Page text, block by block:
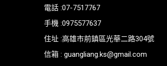
電話 :07-7517767
手機 :0975577637
住址 :高雄市前鎮區光華二路304號
信箱 : guangliang.ks@gmail.com